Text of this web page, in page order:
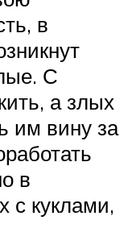
в
С
а злых
им вину за
в
с куклами,